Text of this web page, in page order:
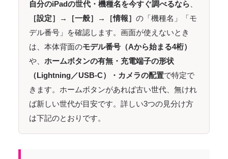
自分のiPadの世代・機種名を今すぐ調べるなら
［設定］→［一般］→［情報］ の「機種名」「モ
デル番号」を確認します。画面が使えないとき
は、本体背面のモデル番号（Aから始まる4桁）
や、 ホームボタンの有無・充電端子の形状
（Lightning／USB-C）・カメラの配置で特定で
きます。ホームボタンがあれば古い世代、無けれ
ば新しい世代が目安です。詳しい3つの見分け方
は下記のとおりです。